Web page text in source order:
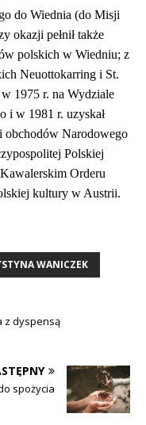
do Wiednia (do Misji
okazji pełnił także
polskich w Wiedniu; z
Neuottokarring i St.
1975 r. na Wydziale
i w 1981 r. uzyskał
obchodów Narodowego
Polskiej
Orderu
kultury w Austrii.
WANICZEK
z dyspensą
spożycia